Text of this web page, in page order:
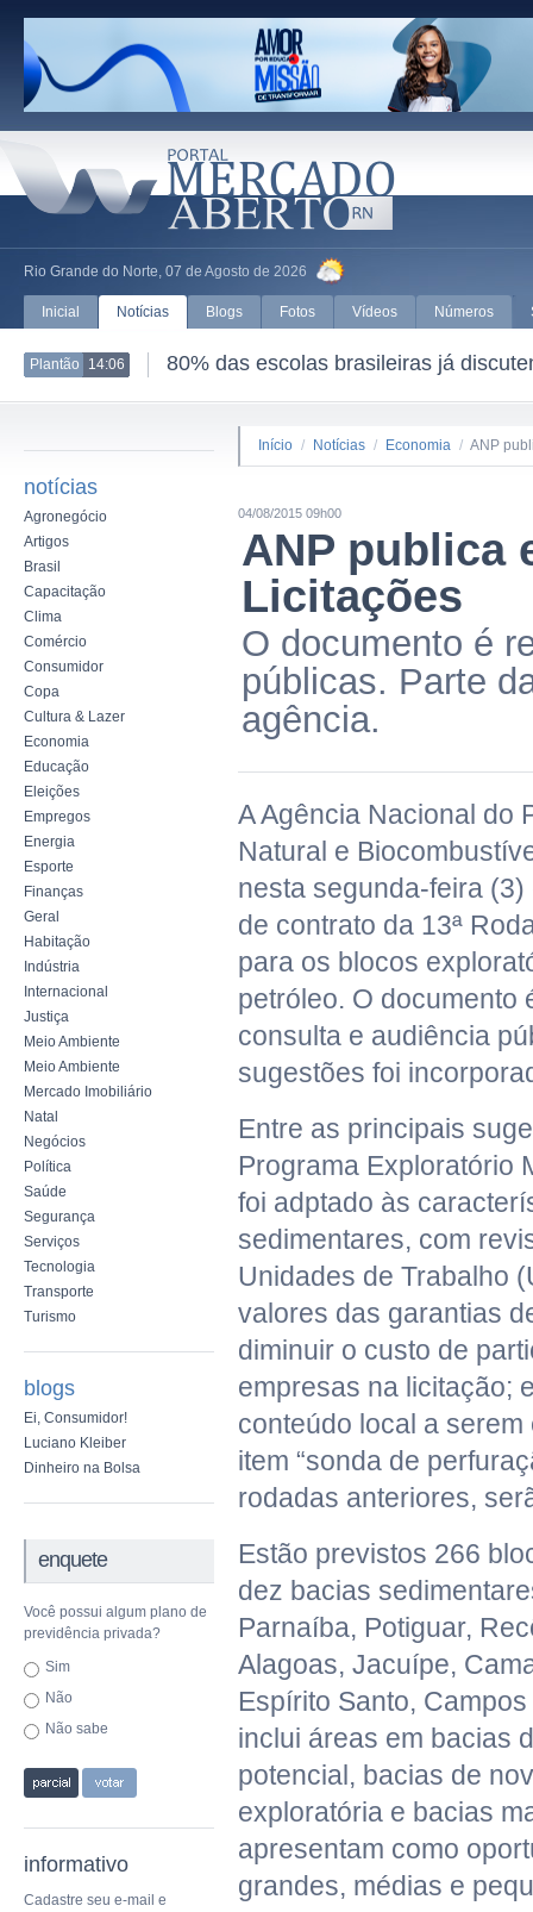
Rio Grande do Norte, 07 de Agosto de 2026
Inicial Notícias Blogs Fotos Vídeos Números
Plantão 14:06 80% das escolas brasileiras já
notícias
Agronegócio
Artigos
Brasil
Capacitação
Clima
Comércio
Consumidor
Copa
Cultura & Lazer
Economia
Educação
Eleições
Empregos
Energia
Esporte
Finanças
Geral
Habitação
Indústria
Internacional
Justiça
Meio Ambiente
Meio Ambiente
Mercado Imobiliário
Natal
Negócios
Política
Saúde
Segurança
Serviços
Tecnologia
Transporte
Turismo
blogs
Ei, Consumidor!
Luciano Kleiber
Dinheiro na Bolsa
enquete
Você possui algum plano de
previdência privada?
Sim
Não
Não sabe
informativo
Cadastre seu e-mail e
Início / Notícias / Economia / ANP
04/08/2015 09h00
ANP publica
Licitações
O documento é
públicas. Parte
agência.
A Agência Nacional do
Natural e
nesta segunda-feira
de contrato da 13ª
para os blocos
petróleo. O documento
consulta e audiência
sugestões foi
Entre as principais
Programa Exploratório
foi adptado às
sedimentares, com
Unidades de Trabalho
valores das garantias
diminuir o custo de
empresas na licitação;
conteúdo local a
item “sonda de
rodadas anteriores,
Estão previstos 266
dez bacias
Parnaíba, Potiguar,
Alagoas, Jacuípe,
Espírito Santo,
inclui áreas em bacias
potencial, bacias de
exploratória e bacias
apresentam como
grandes, médias e